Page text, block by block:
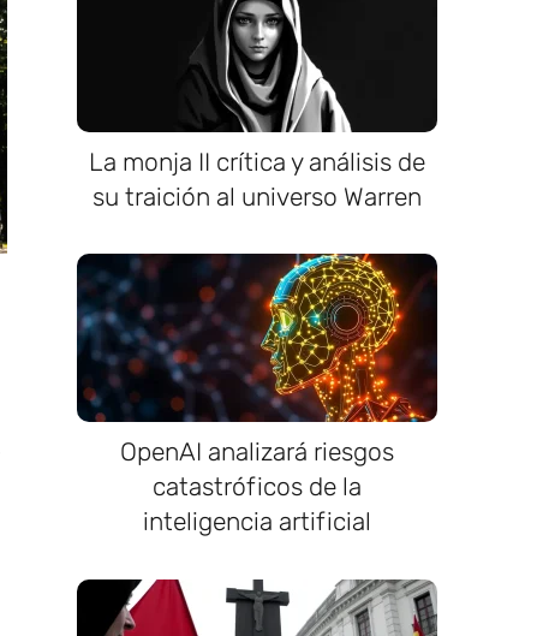
La monja II crítica y análisis de
su traición al universo Warren
OpenAI analizará riesgos
catastróficos de la
inteligencia artificial